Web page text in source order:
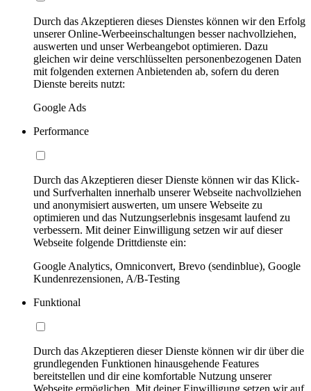
Durch das Akzeptieren dieses Dienstes können wir den Erfolg
unserer Online-Werbeeinschaltungen besser nachvollziehen,
auswerten und unser Werbeangebot optimieren. Dazu
gleichen wir deine verschlüsselten personenbezogenen Daten
mit folgenden externen Anbietenden ab, sofern du deren
Dienste bereits nutzt:
Google Ads
Performance
Durch das Akzeptieren dieser Dienste können wir das Klick-
und Surfverhalten innerhalb unserer Webseite nachvollziehen
und anonymisiert auswerten, um unsere Webseite zu
optimieren und das Nutzungserlebnis insgesamt laufend zu
verbessern. Mit deiner Einwilligung setzen wir auf dieser
Webseite folgende Drittdienste ein:
Google Analytics, Omniconvert, Brevo (sendinblue), Google
Kundenrezensionen, A/B-Testing
Funktional
Durch das Akzeptieren dieser Dienste können wir dir über die
grundlegenden Funktionen hinausgehende Features
bereitstellen und dir eine komfortable Nutzung unserer
Webseite ermöglichen. Mit deiner Einwilligung setzen wir auf